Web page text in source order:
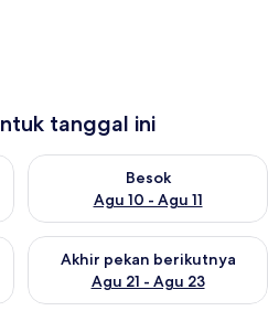
tanggal ini
ini Agu 9 - Agu 10
Besok
Agu 10 - Agu 11
Periksa ketersediaan untuk
pekan ini Agu 14 - Agu 16
Akhir pekan berikutnya
Agu 21 - Agu 23
Periksa ketersediaan untuk